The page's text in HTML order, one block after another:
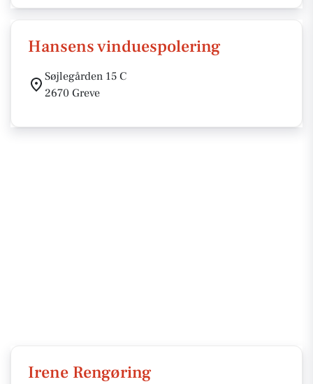
Hansens vinduespolering
Søjlegården 15 C
2670 Greve
Irene Rengøring